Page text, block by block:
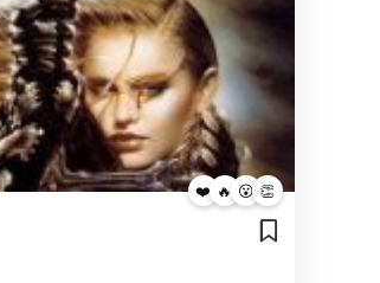
❤️ 🔥 😮 👏